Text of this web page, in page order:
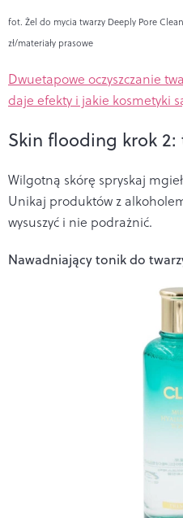
fot. Żel do mycia twarzy Deeply Pore
zł/materiały prasowe
Dwuetapowe oczyszczanie
daje efekty i jakie kosmetyki
Skin flooding krok
Wilgotną skórę spryskaj
Unikaj produktów z
wysuszyć i nie podrażnić.
Nawadniający tonik do